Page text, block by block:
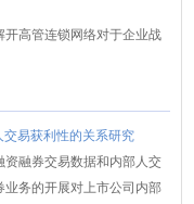
高管连锁网络对于企业战
易获利性的关系研究
融券交易数据和内部人交
务的开展对上市公司内部